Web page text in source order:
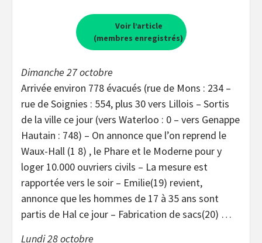
Voir l’article
(membres enregistrés)
Dimanche 27 octobre
Arrivée environ 778 évacués (rue de Mons : 234 –
rue de Soignies : 554, plus 30 vers Lillois – Sortis
de la ville ce jour (vers Waterloo : 0 – vers Genappe
Hautain : 748) – On annonce que l’on reprend le
Waux-Hall (1 8) , le Phare et le Moderne pour y
loger 10.000 ouvriers civils – La mesure est
rapportée vers le soir – Emilie(19) revient,
annonce que les hommes de 17 à 35 ans sont
partis de Hal ce jour – Fabrication de sacs(20) …
Lundi 28 octobre